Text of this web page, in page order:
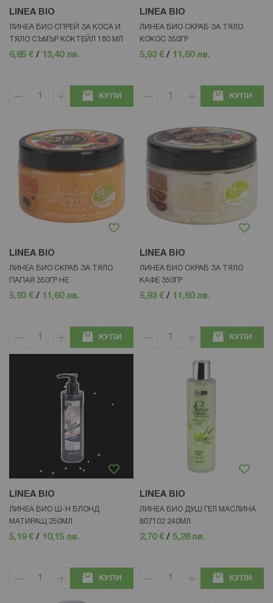
LINEA BIO
ЛИНЕА БИО СПРЕЙ ЗА КОСА И
ТЯЛО СЪМЪР КОКТЕЙЛ 180 МЛ
6,85 € / 13,40 лв.
КУПИ
LINEA BIO
ЛИНЕА БИО СКРАБ ЗА ТЯЛО
КОКОС 350ГР
5,93 € / 11,60 лв.
КУПИ
LINEA BIO
ЛИНЕА БИО СКРАБ ЗА ТЯЛО
ПАПАЯ 350ГР НЕ
5,93 € / 11,60 лв.
КУПИ
LINEA BIO
ЛИНЕА БИО СКРАБ ЗА ТЯЛО
КАФЕ 350ГР
5,93 € / 11,60 лв.
КУПИ
LINEA BIO
ЛИНЕА БИО Ш-Н БЛОНД
МАТИРАЩ 250МЛ
5,19 € / 10,15 лв.
КУПИ
LINEA BIO
ЛИНЕА БИО ДУШ ГЕЛ МАСЛИНА
807102 240МЛ
2,70 € / 5,28 лв.
КУПИ